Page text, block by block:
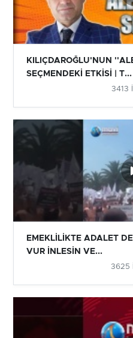
KILIÇDAROĞLU'NUN
SEÇMENDEKİ ETKİSİ | T...
3413
EMEKLİLİKTE ADALET
VUR İNLESİN VE...
3625